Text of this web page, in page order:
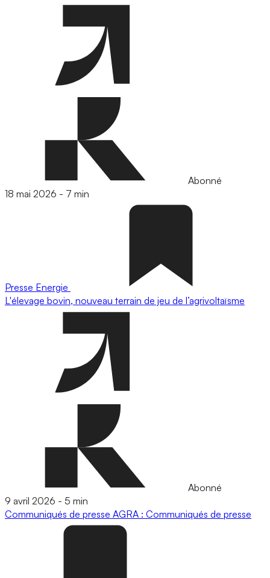
Abonné
18 mai 2026 - 7 min
Presse Energie
L'élevage bovin, nouveau terrain de jeu de l’agrivoltaïsme
Abonné
9 avril 2026 - 5 min
Communiqués de presse AGRA : Communiqués de presse